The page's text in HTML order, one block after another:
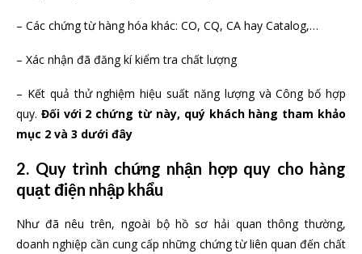
– Các chứng từ hàng hóa khác: CO, CQ, CA hay Catalog,…
– Xác nhận đã đăng kí kiểm tra chất lượng
– Kết quả thử nghiệm hiệu suất năng lượng và Công bố hợp
quy. Đối với 2 chứng từ này, quý khách hàng tham khảo
mục 2 và 3 dưới đây
2. Quy trình chứng nhận hợp quy cho hàng
quạt điện nhập khẩu
Như đã nêu trên, ngoài bộ hồ sơ hải quan thông thường,
doanh nghiệp cần cung cấp những chứng từ liên quan đến chất